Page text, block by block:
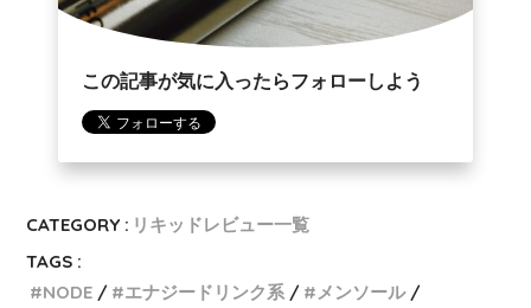
この記事が気に入ったらフォローしよう
CATEGORY : リキッドレビュー一覧
TAGS :
NODE
エナジードリンク系
メンソール